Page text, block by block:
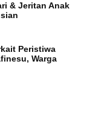
& Jeritan Anak
Peristiwa
Warga